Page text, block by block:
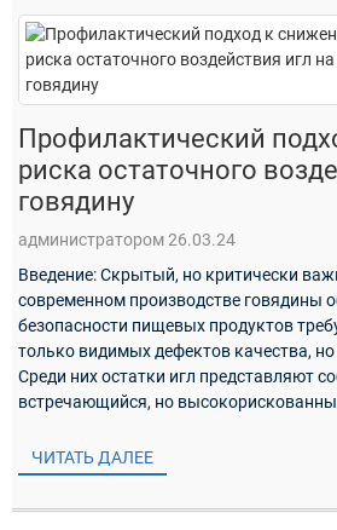
Профилактический
риска остаточного
говядину
администратором 26.03.24
Введение: Скрытый, но критически
современном производстве говядины
безопасности пищевых продуктов
только видимых дефектов качества,
Среди них остатки игл представляют
встречающийся, но
ЧИТАТЬ ДАЛЕЕ